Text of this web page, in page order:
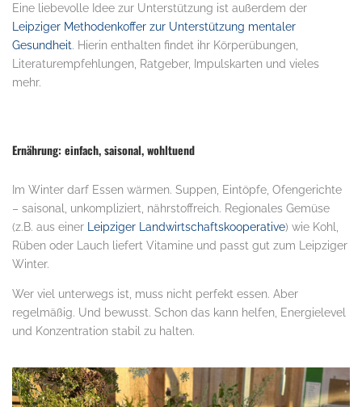
Eine liebevolle Idee zur Unterstützung ist außerdem der
Leipziger Methodenkoffer zur Unterstützung mentaler
Gesundheit. Hierin enthalten findet ihr Körperübungen,
Literaturempfehlungen, Ratgeber, Impulskarten und vieles
mehr.
Ernährung: einfach, saisonal, wohltuend
Im Winter darf Essen wärmen. Suppen, Eintöpfe, Ofengerichte
– saisonal, unkompliziert, nährstoffreich. Regionales Gemüse
(z.B. aus einer
Leipziger Landwirtschaftskooperative) wie Kohl,
Rüben oder Lauch liefert Vitamine und passt gut zum Leipziger
Winter.
Wer viel unterwegs ist, muss nicht perfekt essen. Aber
regelmäßig. Und bewusst. Schon das kann helfen, Energielevel
und Konzentration stabil zu halten.